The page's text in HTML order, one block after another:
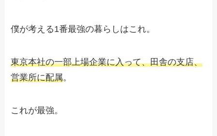
僕が考える1番最強の暮らしはこれ。
東京本社の一部上場企業に入って、田舎の支店、
営業所に配属。
これが最強。